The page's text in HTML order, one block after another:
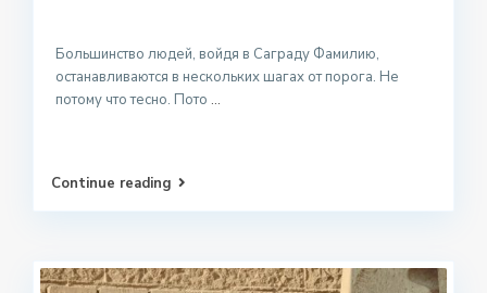
Большинство людей, войдя в Саграду Фамилию,
останавливаются в нескольких шагах от порога. Не
потому что тесно. Пото ...
Continue reading